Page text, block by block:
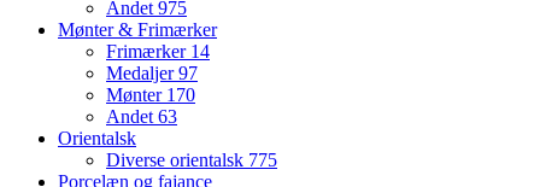
Andet975
Mønter & Frimærker
Frimærker 14
Medaljer97
Mønter 170
Andet63
Orientalsk
Diverse orientalsk 775
Porcelæn og fajance